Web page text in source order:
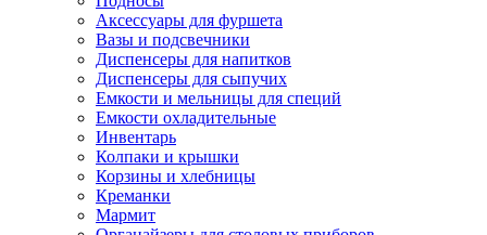
Аксессуары для фуршета
Вазы и подсвечники
Диспенсеры для напитков
Диспенсеры для сыпучих
Емкости и мельницы для специй
Емкости охладительные
Инвентарь
Колпаки и крышки
Корзины и хлебницы
Креманки
Мармит